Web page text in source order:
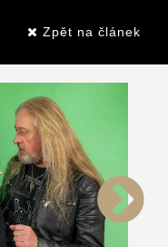
Zpět na článek